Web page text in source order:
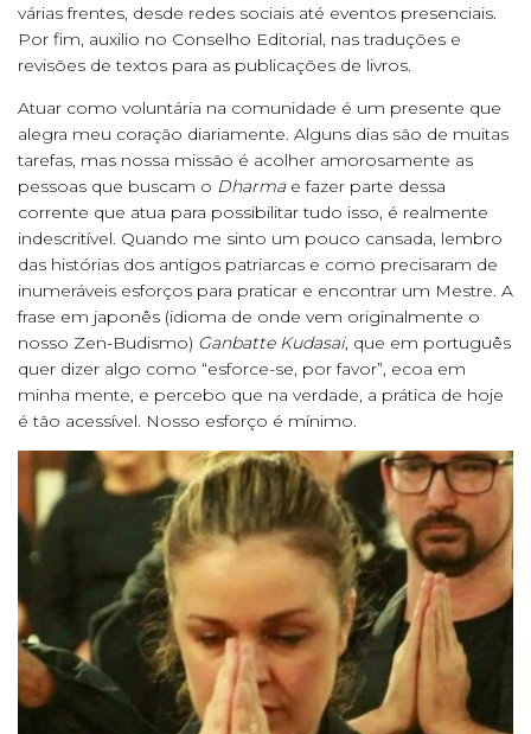
várias frentes, desde redes sociais até eventos presenciais.
Por fim, auxilio no Conselho Editorial, nas traduções e
revisões de textos para as publicações de livros.
Atuar como voluntária na comunidade é um presente que
alegra meu coração diariamente. Alguns dias são de muitas
tarefas, mas nossa missão é acolher amorosamente as
pessoas que buscam o Dharma e fazer parte dessa
corrente que atua para possibilitar tudo isso, é realmente
indescritível. Quando me sinto um pouco cansada, lembro
das histórias dos antigos patriarcas e como precisaram de
inumeráveis esforços para praticar e encontrar um Mestre. A
frase em japonês (idioma de onde vem originalmente o
nosso Zen-Budismo) Ganbatte Kudasai, que em português
quer dizer algo como “esforce-se, por favor”, ecoa em
minha mente, e percebo que na verdade, a prática de hoje
é tão acessível. Nosso esforço é mínimo.